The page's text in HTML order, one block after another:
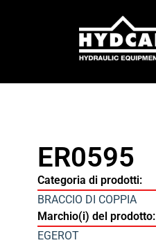
ER0595
Categoria di prodotti:
BRACCIO DI COPPIA
Marchio(i) del prodotto:
EGEROT